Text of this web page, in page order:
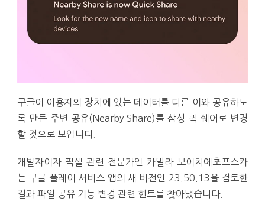
구글이 이용자의 장치에 있는 데이터를 다른 이와 공유하도
록 만든 주변 공유(Nearby Share)를 삼성 퀵 쉐어로 변경
할 것으로 보입니다.
개발자이자 픽셀 관련 전문가인 카밀라 보이치에초프스카
는 구글 플레이 서비스 앱의 새 버전인 23.50.13을 검토한
결과 파일 공유 기능 변경 관련 힌트를 찾아냈습니다.